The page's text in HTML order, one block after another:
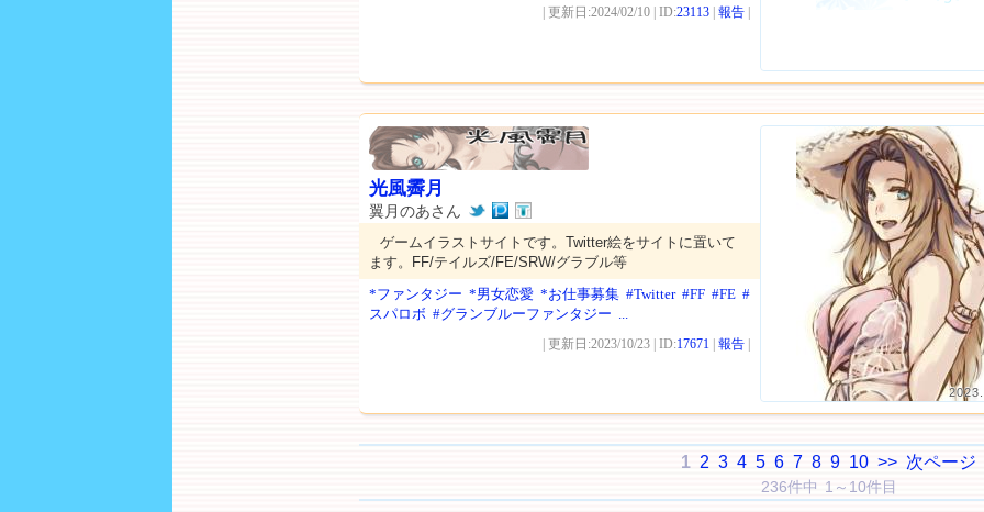
| 更新日:2024/02/10 | ID:23113 報告
光風霽月
翼月のあさん
ゲームイラストサイトです。Twitter絵をサイトに置いて
ます。FF/テイルズ/FE/SRW/グラブル等
*ファンタジー *男女恋愛 *お仕事募集 #Twitter #FF #FE #
スパロボ #グランブルーファンタジー ...
| 更新日:2023/10/23 | ID:17671 報告
1 2 3 4 5 6 7 8 9 10 >> 次ページ
236件中 1～10件目